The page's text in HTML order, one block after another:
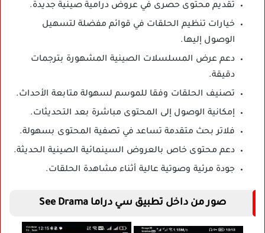
تقديم محتوى حصرى في عروض درامية صينية جديدة.
خيارات تنظيم الحلقات في قوائم مفضلة لتسهيل
الوصول إليها.
دعم عرض المسلسلات الصينية المشهورة بترجمات
دقيقة.
تصنيف الحلقات وفقا للموسم لسهولة متابعة الأحداث.
إمكانية الوصول إلى المحتوى مباشرة بعد التحديثات.
فلاتر بحث متقدمة تساعد في تصفية المحتوى بسهولة.
دعم محتوى خاص بالعروض السينمائية الصينية الحديثة.
جودة مرئية وصوتية عالية أثناء مشاهدة الحلقات.
صور من داخل تطبيق سي دراما See Drama